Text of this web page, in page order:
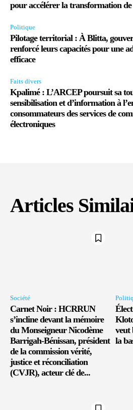
pour accélérer la transformation
Politique
Pilotage territorial : À Blitta,
renforcé leurs capacités pour une
efficace
Faits divers
Kpalimé : L’ARCEP poursuit sa
sensibilisation et d’information à
consommateurs des services de
électroniques
Articles
Société
Carnet Noir : HCRRUN
s’incline devant la mémoire
du Monseigneur Nicodème
Barrigah-Bénissan, président
de la commission vérité,
justice et réconciliation
(CVJR), acteur clé de...
veut
la